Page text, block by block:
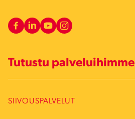
Tutustu palveluihimme
SIIVOUSPALVELUT